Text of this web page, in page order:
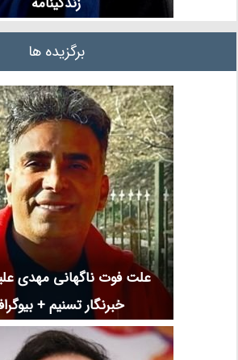
برگزیده ها
علت فوت ناگهانی مهدی
خبرنگار تسنیم +